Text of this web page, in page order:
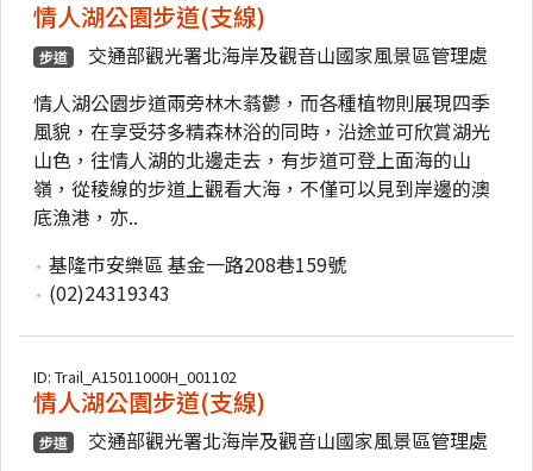
情人湖公園步道(支線)
步道
交通部觀光署北海岸及觀音山國家風景區管理處
情人湖公園步道兩旁林木蓊鬱，而各種植物則展現四季
風貌，在享受芬多精森林浴的同時，沿途並可欣賞湖光
山色，往情人湖的北邊走去，有步道可登上面海的山
嶺，從稜線的步道上觀看大海，不僅可以見到岸邊的澳
底漁港，亦..
基隆市安樂區 基金一路208巷159號
(02)24319343
ID: Trail_A15011000H_001102
情人湖公園步道(支線)
步道
交通部觀光署北海岸及觀音山國家風景區管理處